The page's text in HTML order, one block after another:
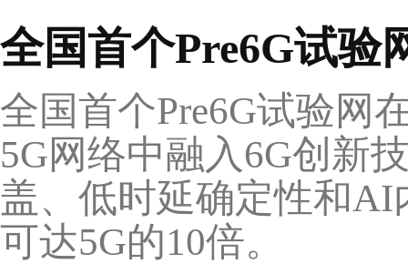
全国首个Pre6G试验
全国首个Pre6G试验网
5G网络中融入6G创新
盖、低时延确定性和
可达5G的10倍。